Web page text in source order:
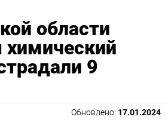
области
химический
9
Обновлено: 17.01.2024